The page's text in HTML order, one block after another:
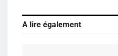
A lire également